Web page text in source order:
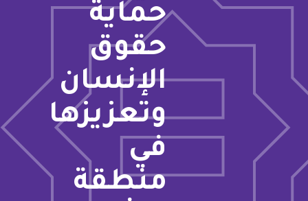
حماية
حقوق
الإنسان
وتعزيزها
في
منطقة